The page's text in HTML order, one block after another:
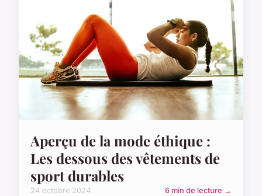
Aperçu de la mode éthique :
Les dessous des vêtements de
sport durables
24 octobre 2024 6 min de lecture →